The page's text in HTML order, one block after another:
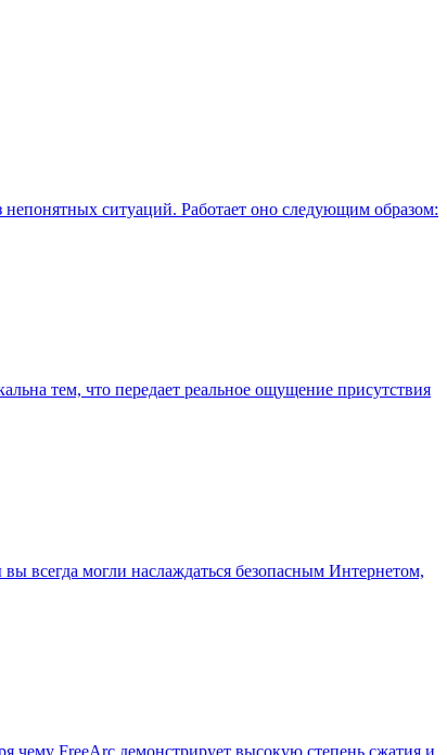
ситуаций. Работает оно следующим образом:
тем, что передает реальное ощущение присутствия
всегда могли наслаждаться безопасным Интернетом,
чему FreeArc демонстрирует высокую степень сжатия и